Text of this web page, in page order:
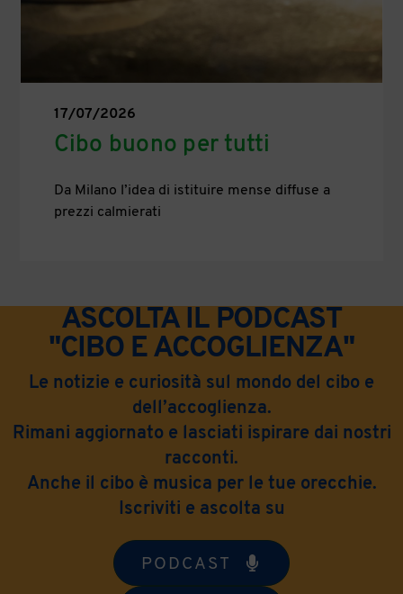
17/07/2026
Cibo buono per tutti
Da Milano l’idea di istituire mense diffuse a
prezzi calmierati
ASCOLTA IL PODCAST
"CIBO E ACCOGLIENZA"
Le notizie e curiosità sul mondo del cibo e
dell’accoglienza.
Rimani aggiornato e lasciati ispirare dai nostri
racconti.
Anche il cibo è musica per le tue orecchie.
Iscriviti e ascolta su
PODCAST